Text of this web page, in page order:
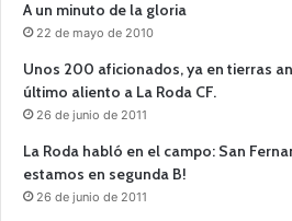
A un minuto de la gloria
22 de mayo de 2010
Unos 200 aficionados, ya en tierras
último aliento a La Roda CF.
26 de junio de 2011
La Roda habló en el campo: San
estamos en segunda B!
26 de junio de 2011